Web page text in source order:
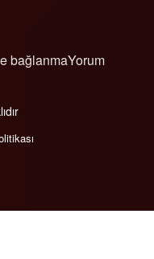
bağlanmaYorum